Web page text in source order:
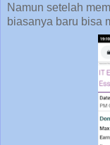
Namun setelah
biasanya baru bisa